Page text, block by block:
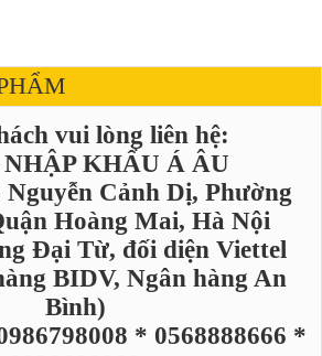
vui lòng liên hệ:
KHẨU Á ÂU
Nguyễn Cảnh Dị, Phường
Hoàng Mai, Hà Nội
Đại Từ, đối diện Viettel
BIDV, Ngân hàng An
Bình)
* 0568888666 *